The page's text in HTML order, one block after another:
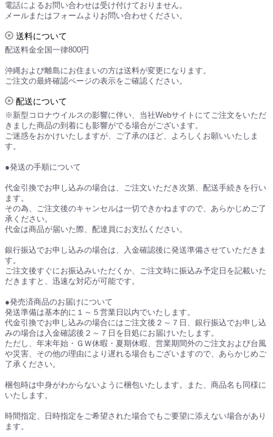
電話によるお問い合わせは受け付けておりません。
メールまたはフォームよりお問い合わせください。
送料について
配送料金全国一律800円
沖縄および離島にお住まいの方は送料が変更になります。
ご注文の最終確認ページの表示をご確認ください。
配送について
※新型コロナウイルスの影響に伴い、当社Webサイトにてご注文をいただ
きました商品の到着にも影響がでる場合がございます。
ご迷惑をおかけいたしますが、ご了承のほど、よろしくお願いいたしま
す。
●発送の手順について
代金引換でお申し込みの場合は、ご注文いただき次第、配送手続きを行い
ます。
その為、ご注文後のキャンセルは一切できかねますので、あらかじめご了
承ください。
代金は商品が届いた際、配達員にお支払ください。
銀行振込でお申し込みの場合は、入金確認後に発送準備させていただきま
す。
ご注文後すぐにお振込みいただくか、ご注文時に振込み予定日を記載いた
だきますと、迅速な対応が可能です。
●発売済商品のお届けについて
発送準備は基本的に１～５営業日以内でいたします。
代金引換でお申し込みの場合にはご注文後２～７日、銀行振込でお申し込
みの場合は入金確認後２～７日を目処にお届けいたします。
ただし、年末年始・ＧＷ休暇・夏期休暇、営業期間外のご注文および台風
や災害、その他の理由により遅れる場合もございますので、あらかじめご
了承ください。
梱包時は中身がわからないように梱包いたします。また、商品名も同様に
いたします。
時間指定、日時指定をご希望された場合でもご要望に添えない場合があり
ます。